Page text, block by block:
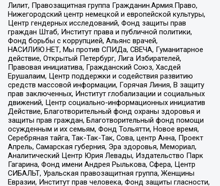
Лилит, Правозащитная группа Гражданин.Армия.Право,
Нижегородский центр немецкой и европейской культуры,
Центр гендерных исследований, Фонд защиты прав
граждан Штаб, Институт права и публичной политики,
Фонд борьбы с коррупцией, Альянс врачей,
НАСИЛИЮ.НЕТ, Мы против СПИДа, СВЕЧА, Гуманитарное
действие, Открытый Петербург, Лига Избирателей,
Правовая инициатива, Гражданский Союз, Хасдей
Ерушалаим, Центр поддержки и содействия развитию
средств массовой информации, Горячая Линия, В защиту
прав заключенных, Институт глобализации и социальных
движений, Центр социально-информационных инициатив
Действие, Благотворительный фонд охраны здоровья и
защиты прав граждан, Благотворительный фонд помощи
осужденным и их семьям, Фонд Тольятти, Новое время,
Серебряная тайга, Так-Так-Так, Сова, центр Анна, Проект
Апрель, Самарская губерния, Эра здоровья, Мемориал,
Аналитический Центр Юрия Левады, Издательство Парк
Гагарина, Фонд имени Андрея Рылькова, Сфера, Центр
СИБАЛЬТ, Уральская правозащитная группа, Женщины
Евразии, Институт прав человека, Фонд защиты гласности,